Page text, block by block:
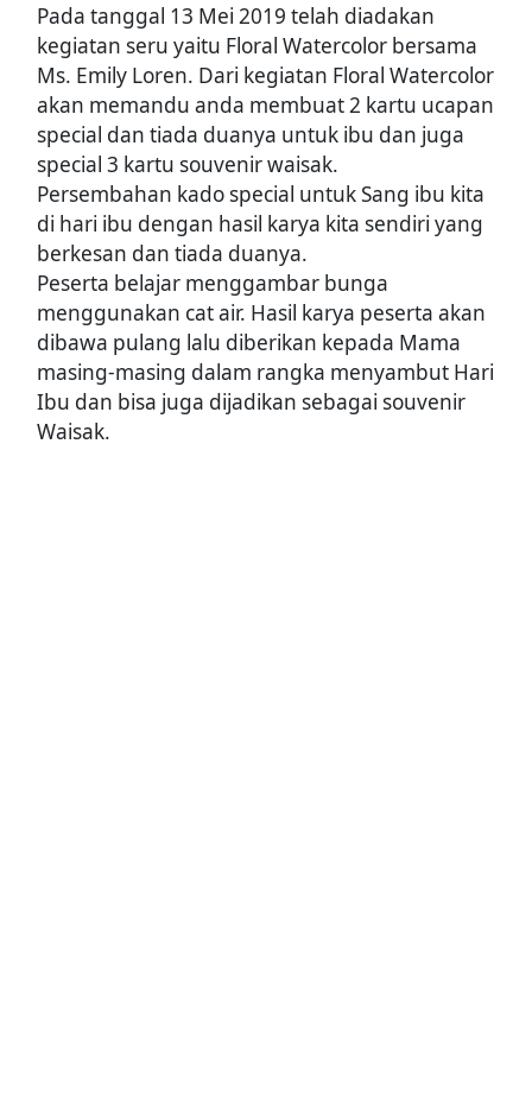
Pada tanggal 13 Mei 2019 telah diadakan
kegiatan seru yaitu Floral Watercolor bersama
Ms. Emily Loren. Dari kegiatan Floral Watercolor
akan memandu anda membuat 2 kartu ucapan
special dan tiada duanya untuk ibu dan juga
special 3 kartu souvenir waisak.
Persembahan kado special untuk Sang ibu kita
di hari ibu dengan hasil karya kita sendiri yang
berkesan dan tiada duanya.
Peserta belajar menggambar bunga
menggunakan cat air. Hasil karya peserta akan
dibawa pulang lalu diberikan kepada Mama
masing-masing dalam rangka menyambut Hari
Ibu dan bisa juga dijadikan sebagai souvenir
Waisak.